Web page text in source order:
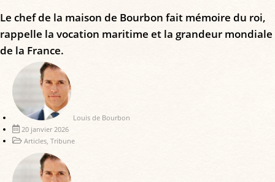
Le chef de la maison de Bourbon fait mémoire du roi,
rappelle la vocation maritime et la grandeur mondiale
de la France.
Louis de Bourbon
20 janvier 2026
Articles Tribune